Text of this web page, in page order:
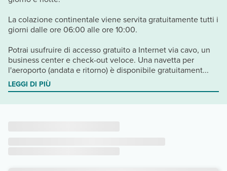
La colazione continentale viene servita gratuitamente tutti i
giorni dalle ore 06:00 alle ore 10:00.
Potrai usufruire di accesso gratuito a Internet via cavo, un
business center e check-out veloce. Una navetta per
l'aeroporto (andata e ritorno) è disponibile gratuitament...
LEGGI DI PIÙ